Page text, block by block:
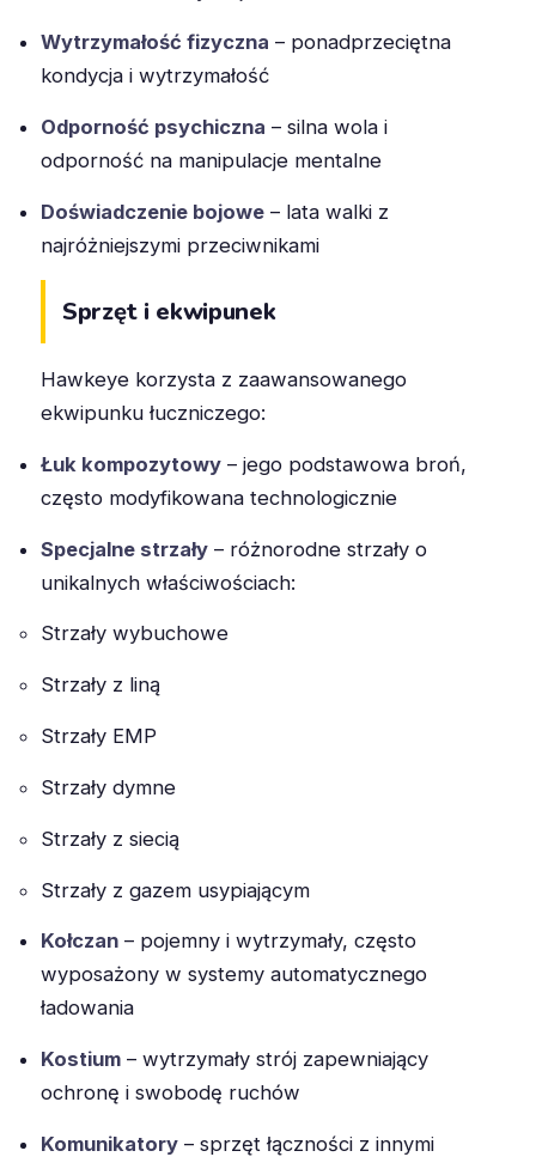
Wytrzymałość fizyczna – ponadprzeciętna
kondycja i wytrzymałość
Odporność psychiczna – silna wola i
odporność na manipulacje mentalne
Doświadczenie bojowe – lata walki z
najróżniejszymi przeciwnikami
Sprzęt i ekwipunek
Hawkeye korzysta z zaawansowanego
ekwipunku łuczniczego:
Łuk kompozytowy – jego podstawowa broń,
często modyfikowana technologicznie
Specjalne strzały – różnorodne strzały o
unikalnych właściwościach:
Strzały wybuchowe
Strzały z liną
Strzały EMP
Strzały dymne
Strzały z siecią
Strzały z gazem usypiającym
Kołczan – pojemny i wytrzymały, często
wyposażony w systemy automatycznego
ładowania
Kostium – wytrzymały strój zapewniający
ochronę i swobodę ruchów
Komunikatory – sprzęt łączności z innymi